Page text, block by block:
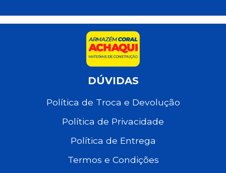
DÚVIDAS
Política de Troca e Devolução
Política de Privacidade
Política de Entrega
Termos e Condições